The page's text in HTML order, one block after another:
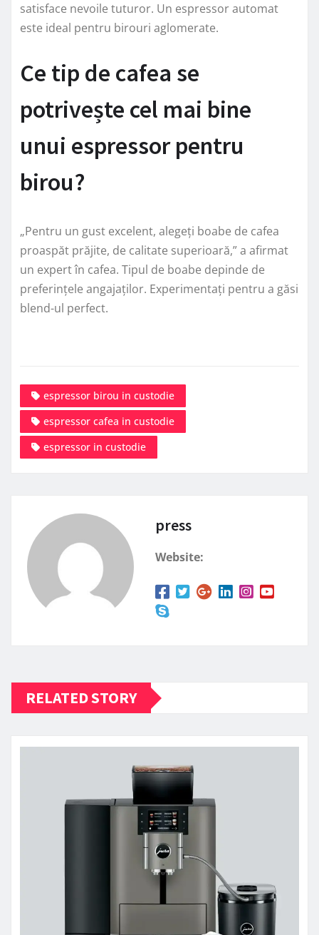
satisface nevoile tuturor. Un espressor automat
este ideal pentru birouri aglomerate.
Ce tip de cafea se
potrivește cel mai bine
unui espressor pentru
birou?
„Pentru un gust excelent, alegeți boabe de cafea
proaspăt prăjite, de calitate superioară,” a afirmat
un expert în cafea. Tipul de boabe depinde de
preferințele angajaților. Experimentați pentru a găsi
blend-ul perfect.
espressor birou in custodie
espressor cafea in custodie
espressor in custodie
press
Website:
RELATED STORY